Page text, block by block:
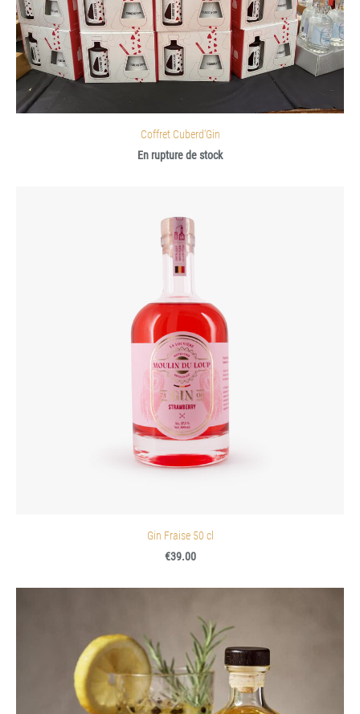
Coffret Cuberd'Gin
En rupture de stock
Gin Fraise 50 cl
€39.00